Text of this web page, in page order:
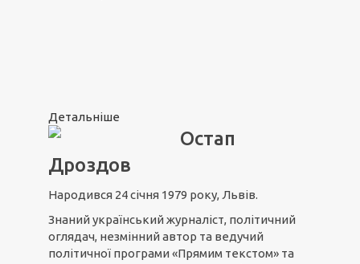
Детальніше
Остап
Дроздов
Народився 24 січня 1979 року, Львів.
Знаний український журналіст, політичний
оглядач, незмінний автор та ведучий
політичної програми «Прямим текстом» та